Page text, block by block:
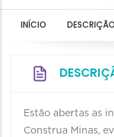
INÍCIO DESCRIÇÃO
Estão abertas as
Construa Minas,